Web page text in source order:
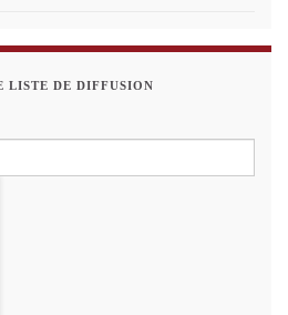
LISTE DE DIFFUSION